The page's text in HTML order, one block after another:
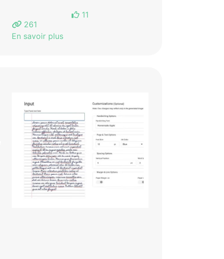
11
261
En savoir plus